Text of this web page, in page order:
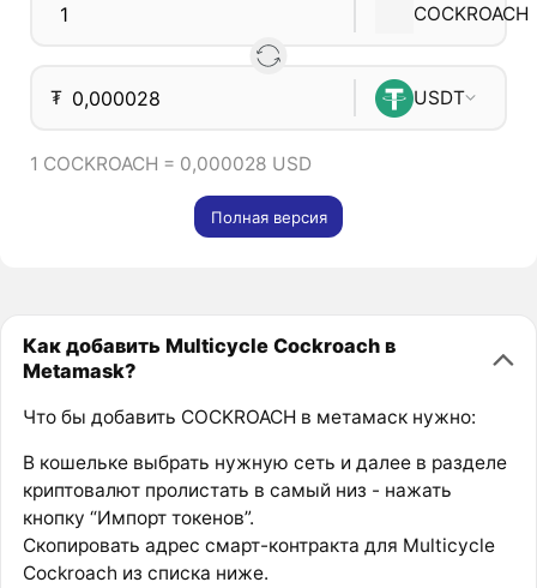
COCKROACH
₮ USDT
1 COCKROACH = 0,000028 USD
Полная версия
Как добавить Multicycle Cockroach в
Metamask?
Что бы добавить COCKROACH в метамаск нужно:
В кошельке выбрать нужную сеть и далее в разделе
криптовалют пролистать в самый низ - нажать
кнопку “Импорт токенов”.
Скопировать адрес смарт-контракта для Multicycle
Cockroach из списка ниже.